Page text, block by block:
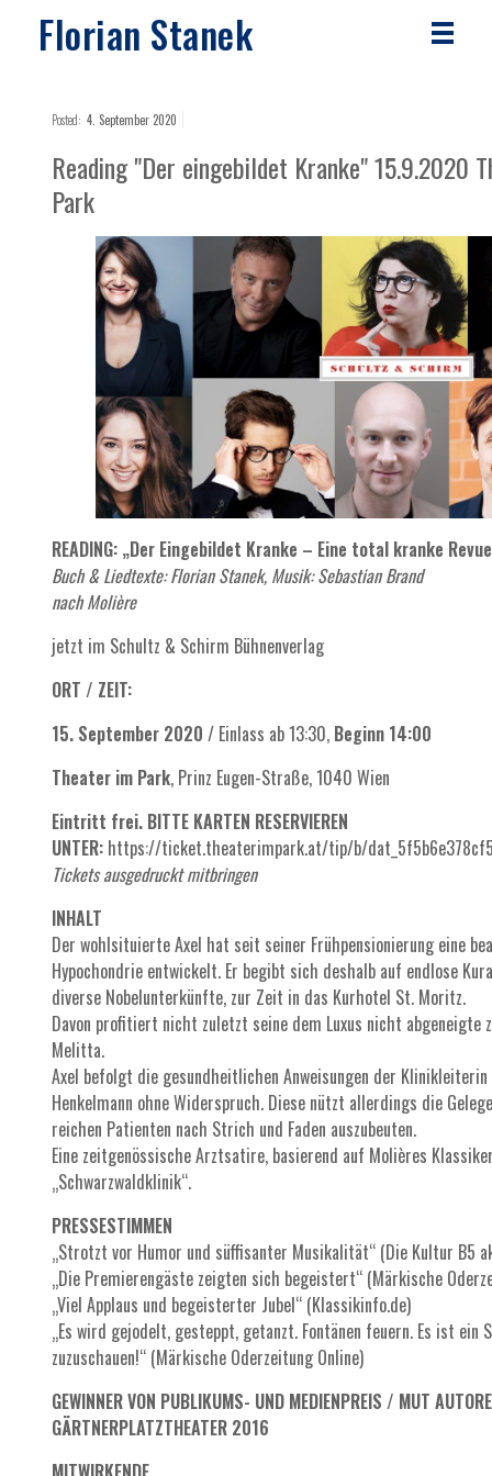
Florian Stanek
Posted: 4. September 2020
Reading "Der eingebildet Kranke" 15.9.2020
Park
READING: „Der Eingebildet Kranke – Eine total kranke
Buch & Liedtexte: Florian Stanek, Musik: Sebastian Brand
nach Molière
jetzt im Schultz & Schirm Bühnenverlag
ORT / ZEIT:
15. September 2020 / Einlass ab 13:30, Beginn 14:00
Theater im Park, Prinz Eugen-Straße, 1040 Wien
Eintritt frei. BITTE KARTEN RESERVIEREN
UNTER: https://ticket.theaterimpark.at/tip/b/
Tickets ausgedruckt mitbringen
INHALT
Der wohlsituierte Axel hat seit seiner Frühpensionierung eine
Hypochondrie entwickelt. Er begibt sich deshalb auf endlose
diverse Nobelunterkünfte, zur Zeit in das Kurhotel St. Moritz.
Davon profitiert nicht zuletzt seine dem Luxus nicht abgeneigte
Melitta.
Axel befolgt die gesundheitlichen Anweisungen der Klinikleiterin
Henkelmann ohne Widerspruch. Diese nützt allerdings die
reichen Patienten nach Strich und Faden auszubeuten.
Eine zeitgenössische Arztsatire, basierend auf Molières
„Schwarzwaldklinik“.
PRESSESTIMMEN
„Strotzt vor Humor und süffisanter Musikalität“ (Die Kultur B5
„Die Premierengäste zeigten sich begeistert“ (Märkische
„Viel Applaus und begeisterter Jubel“ (Klassikinfo.de)
„Es wird gejodelt, gesteppt, getanzt. Fontänen feuern. Es ist ein
zuzuschauen!“ (Märkische Oderzeitung Online)
GEWINNER VON PUBLIKUMS- UND MEDIENPREIS / MUT
GÄRTNERPLATZTHEATER 2016